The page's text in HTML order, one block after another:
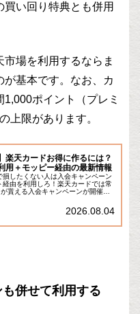
買い回り特典とも併用
場を利用するならま
基本です。なお、カ
ポイント（プレミ
上限があります。
楽天カードお得に作るには？
用＋モッピー経由の最新情報
損したくない人は入会キャンペーン
経由を利用しろ！楽天カードでは常
貰える入会キャンペーンが開催さ
ことがあります。さ...2026.08.04
併せて利用する